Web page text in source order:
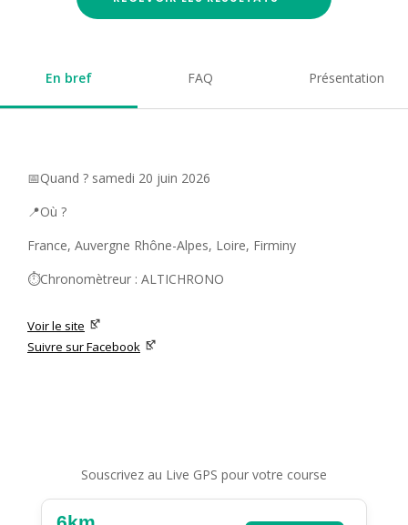
En bref FAQ Présentation
📅Quand ? samedi 20 juin 2026
📍Où ?
France, Auvergne Rhône-Alpes, Loire, Firminy
⏱️Chronomètreur : ALTICHRONO
Voir le site
Suivre sur Facebook
Souscrivez au Live GPS pour votre course